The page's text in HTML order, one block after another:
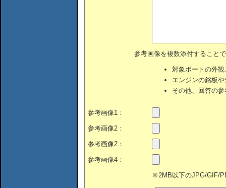
参考画像を複数添付すること
対象ボートの外
エンジンの銘板
その他、回答の
参考画像1：
参考画像2：
参考画像2：
参考画像4：
※2MB以下のJPG/GIF/